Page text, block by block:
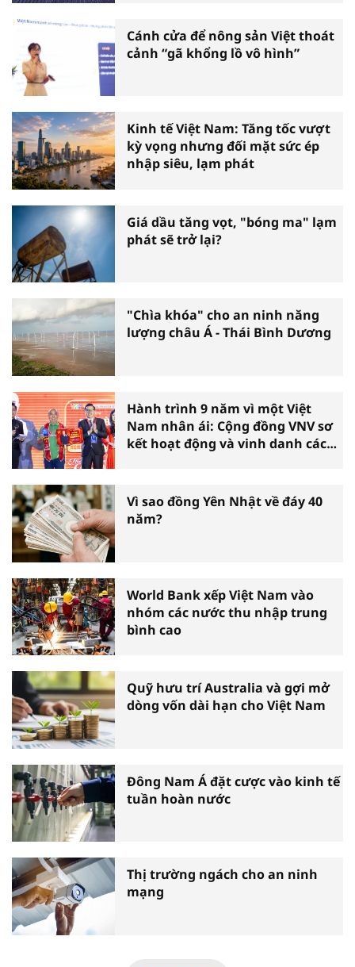
Cánh cửa để nông sản Việt thoát
cảnh “gã khổng lồ vô hình”
Kinh tế Việt Nam: Tăng tốc vượt
kỳ vọng nhưng đối mặt sức ép
nhập siêu, lạm phát
Giá dầu tăng vọt, "bóng ma" lạm
phát sẽ trở lại?
"Chìa khóa" cho an ninh năng
lượng châu Á - Thái Bình Dương
Hành trình 9 năm vì một Việt
Nam nhân ái: Cộng đồng VNV sơ
kết hoạt động và vinh danh các
Vì sao đồng Yên Nhật về đáy 40
năm?
World Bank xếp Việt Nam vào
nhóm các nước thu nhập trung
bình cao
Quỹ hưu trí Australia và gợi mở
dòng vốn dài hạn cho Việt Nam
Đông Nam Á đặt cược vào kinh tế
tuần hoàn nước
Thị trường ngách cho an ninh
mạng